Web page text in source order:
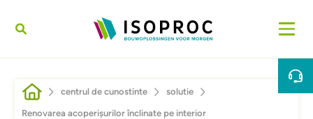
Breadcrumb
centrul de cunostinte solutie
Renovarea acoperișurilor înclinate pe interior